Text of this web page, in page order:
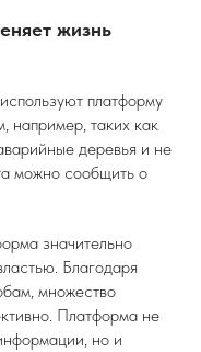
жизнь
платформу
например, таких как
деревья и не
можно сообщить о
значительно
Благодаря
множество
Платформа не
но и